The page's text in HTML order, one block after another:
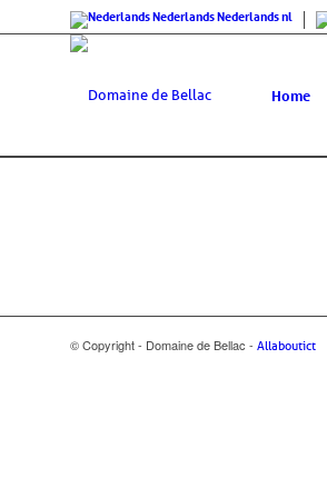
NederlandsNederlandsnl
Home
© Copyright - Domaine de Bellac - Allaboutict